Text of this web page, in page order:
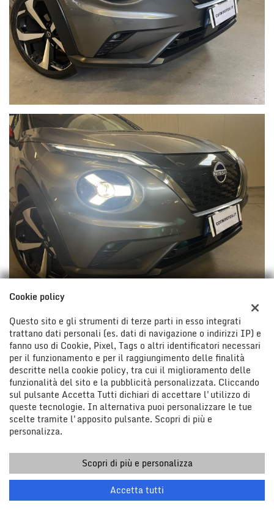
Contatta un consulente
Cookie policy
Questo sito e gli strumenti di terze parti in esso integrati
trattano dati personali (es. dati di navigazione o indirizzi IP) e
fanno uso di Cookie, Pixel, Tags o altri identificatori necessari
per il funzionamento e per il raggiungimento delle finalità
descritte nella cookie policy, tra cui il miglioramento delle
funzionalità del sito e la pubblicità personalizzata. Cliccando
sul pulsante Accetta Tutti dichiari di accettare l'utilizzo di
queste tecnologie. In alternativa puoi personalizzare le tue
scelte tramite l'apposito pulsante. Scopri di più e
personalizza.
Scopri di più e personalizza
Accetta tutti